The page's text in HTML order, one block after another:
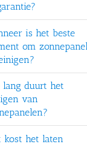
is het beste
om
lang duurt het
van
kost het laten